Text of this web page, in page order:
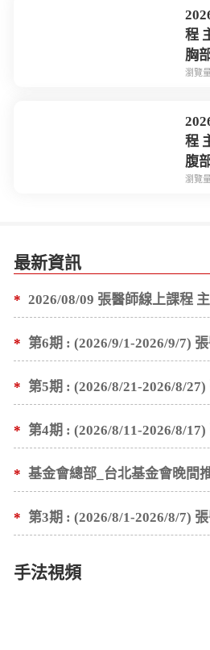
程
胸
瀏覽
程
腹
瀏覽
最新資訊
* 2026/08/09 張醫師線上課程 主題 : 褥瘡案例後續追蹤 及
* 第6期 : (2026/9/1-2026/9/7) 張醫師親自培訓手法 廣州基礎班7 天錄
* 第5期 : (2026/8/21-2026/8/27) 張醫師親自培訓手法 廣州基礎班7 天
* 第4期 : (2026/8/11-2026/8/17) 張醫師親自培訓手法 廣州基礎班7 天
* 基金會總部_台北基金會晚間推廣暫停服
* 第3期 : (2026/8/1-2026/8/7) 張醫師親自培訓手法 廣州基礎班7 天錄
手法視頻